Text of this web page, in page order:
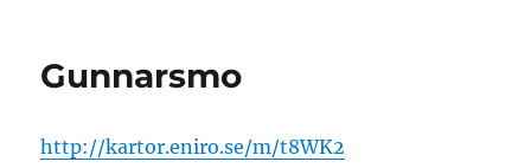
Gunnarsmo
http://kartor.eniro.se/m/t8WK2